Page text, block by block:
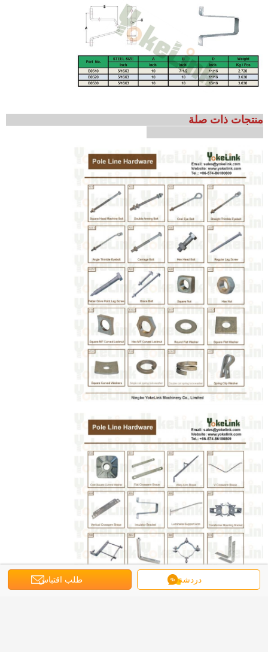
منتجات ذات صلة
دردشة طلب اقتباس